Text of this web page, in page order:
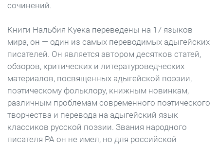
сочинений.
Книги Нальбия Куека переведены на 17 языков
мира, он — один из самых переводимых адыгейских
писателей. Он является автором десятков статей,
обзоров, критических и литературоведческих
материалов, посвященных адыгейской поэзии,
поэтическому фольклору, книжным новинкам,
различным проблемам современного поэтического
творчества и перевода на адыгейский язык
классиков русской поэзии. Звания народного
писателя РА он не имел, но для российской